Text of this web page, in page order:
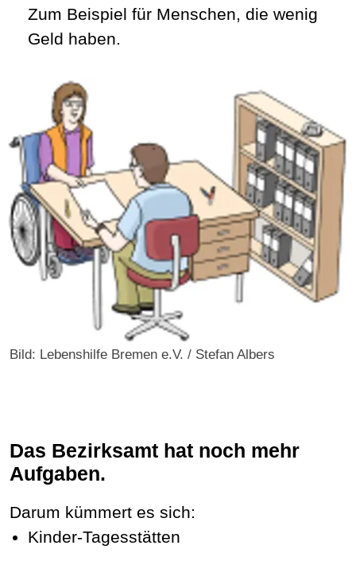
Bild: Lebenshilfe Bremen e.V. / Stefan Albers
Zum Beispiel für Menschen, die wenig
Geld haben.
Das Bezirksamt hat noch mehr
Aufgaben.
Darum kümmert es sich:
Kinder-Tagesstätten